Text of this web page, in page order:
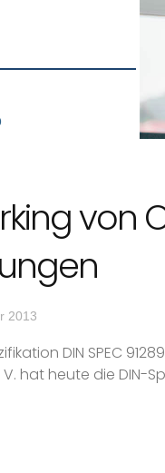
von
2013
DIN SPEC
hat heute die DIN-